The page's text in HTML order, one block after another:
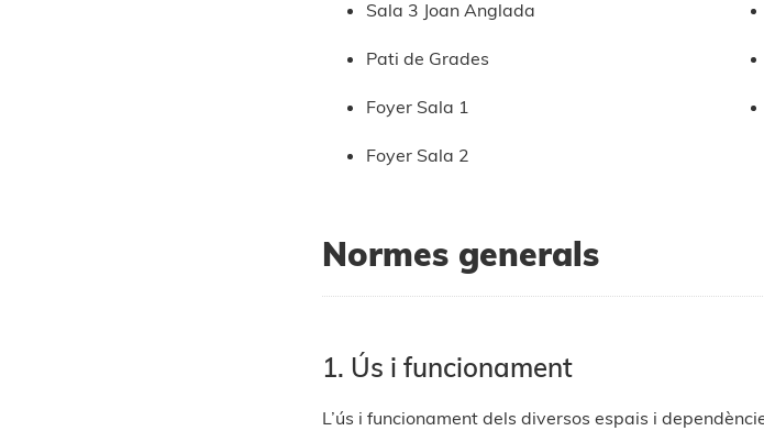
Sala 3 Joan Anglada
Pati de Grades
Foyer Sala 1
Foyer Sala 2
Normes generals
1. Ús i funcionament
L’ús i funcionament dels diversos espais i